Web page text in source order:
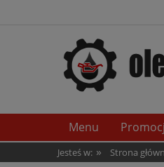
Menu
Jesteś w: » Strona